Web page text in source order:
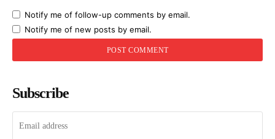
Notify me of follow-up comments by email.
Notify me of new posts by email.
Subscribe